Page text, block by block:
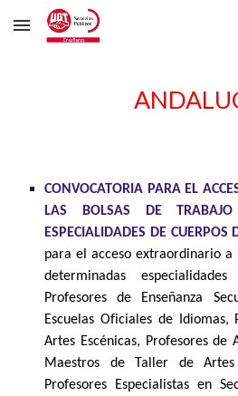
Skip to main content
CONVOCATORIA PARA EL
LAS BOLSAS DE
ESPECIALIDADES DE CUERPOS
para el acceso extraordinario a
determinadas
Profesores de Enseñanza
Escuelas Oficiales de Idiomas,
Artes Escénicas, Profesores de
Maestros de Taller de
Profesores Especialistas en